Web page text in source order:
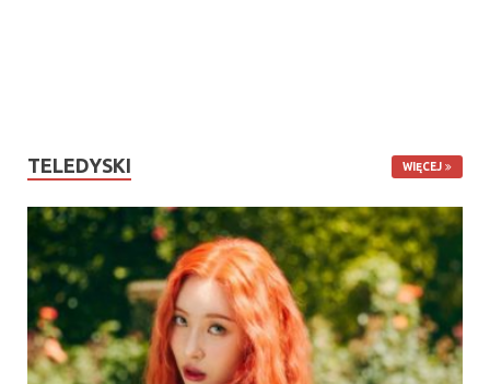
TELEDYSKI WIĘCEJ